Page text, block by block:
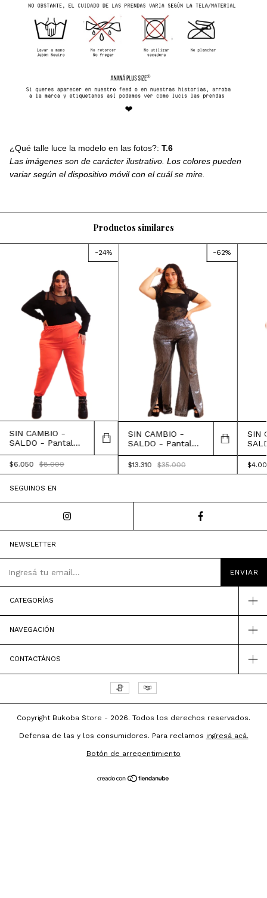
¿Qué talle luce la modelo en las fotos?: T.6
Las imágenes son de carácter ilustrativo. Los colores pueden
variar según el dispositivo móvil con el cuál se mire.
Productos similares
-24%
SIN CAMBIO -
SALDO - Pantalón
Anderson
$6.050 $8.000
-62%
SIN CAMBIO -
SALDO - Pantalón
$13.310 $35.000
SIN
SEGUINOS EN
NEWSLETTER
CATEGORÍAS
NAVEGACIÓN
CONTACTÁNOS
Copyright Bukoba Store - 2026. Todos los derechos reservados.
Defensa de las y los consumidores. Para reclamos ingresá acá.
Botón de arrepentimiento